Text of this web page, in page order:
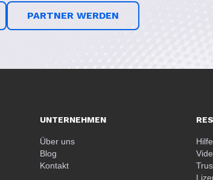
PARTNER WERDEN
UNTERNEHMEN
Über uns
Blog
Kontakt